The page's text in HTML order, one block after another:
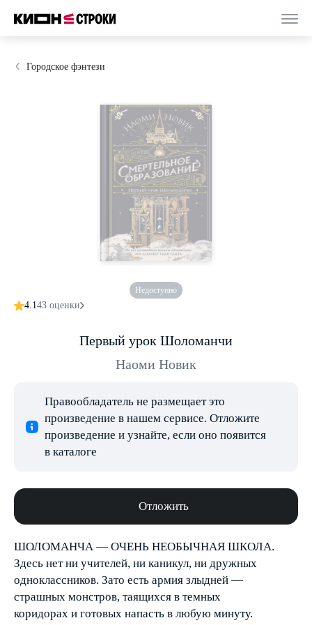
Городское фэнтези
Недоступно
4.143 оценки
Первый урок Шоломанчи
Наоми Новик
Правообладатель не размещает это
произведение в нашем сервисе. Отложите
произведение и узнайте, если оно появится
в каталоге
Отложить
ШОЛОМАНЧА — ОЧЕНЬ НЕОБЫЧНАЯ ШКОЛА.
Здесь нет ни учителей, ни каникул, ни дружных
одноклассников. Зато есть армия злыдней —
страшных монстров, таящихся в темных
коридорах и готовых напасть в любую минуту.